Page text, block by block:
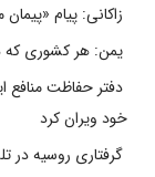
زاکانی: پیام
یمن: هر کشوری که
دفتر حفاظت منافع
خود ویران کرد
گرفتاری روسیه در